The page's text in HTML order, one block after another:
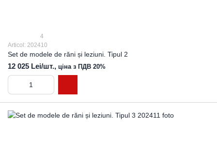
4
Articol: 202410
Set de modele de răni și leziuni. Tipul 2
12 025 Lei/шт., ціна з ПДВ 20%